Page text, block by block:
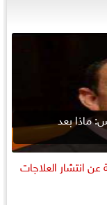
ماذا بعد
انتشار العلاجات